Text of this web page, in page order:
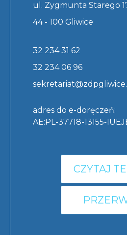
ul. Zygmunta Starego
44 - 100 Gliwice
32 234 31 62
32 234 06 96
adres do e-doręczeń:
AE:PL-37718-13155-
CZYTAJ